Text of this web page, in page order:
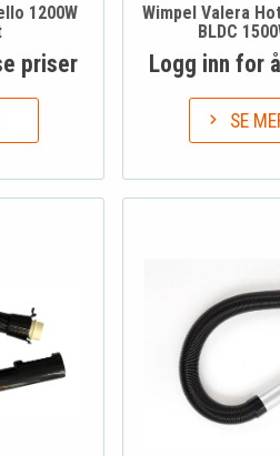
1200W
priser
Wimpel Valera
BLDC
Logg inn for
SE